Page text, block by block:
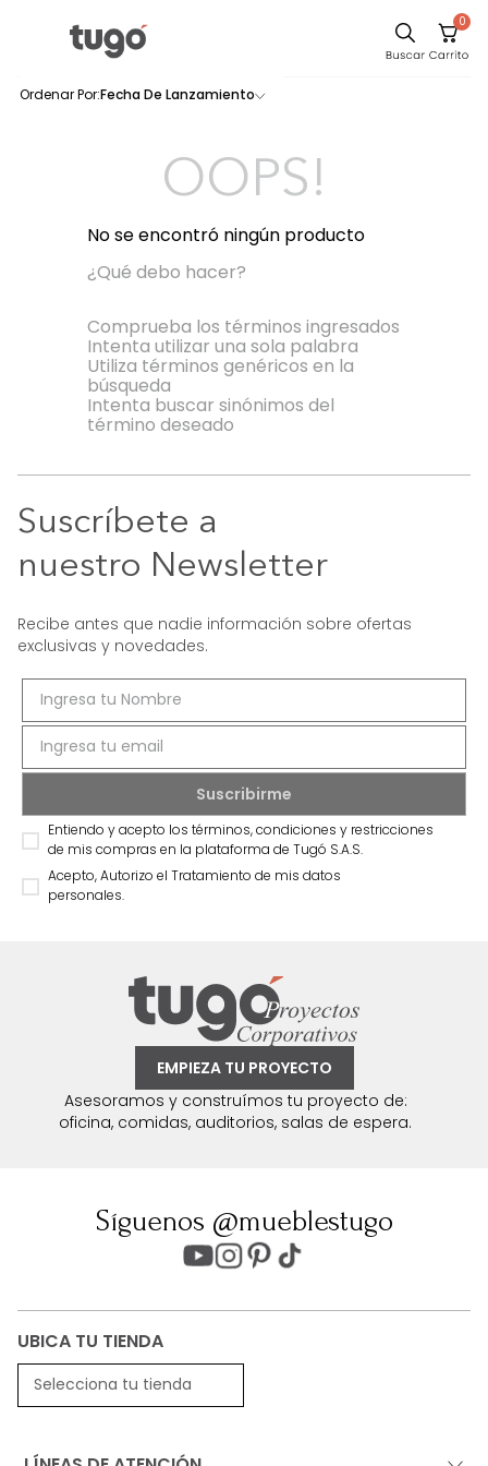
0
Fecha De Lanzamiento
0productos
OOPS!
No se encontró ningún producto
¿Qué debo hacer?
Comprueba los términos ingresados
Intenta utilizar una sola palabra
Utiliza términos genéricos en la
búsqueda
Intenta buscar sinónimos del
término deseado
Suscríbete a
nuestro Newsletter
Recibe antes que nadie información sobre ofertas
exclusivas y novedades.
Entiendo y acepto los términos, condiciones y restricciones
de mis compras en la plataforma de Tugó S.A.S.
Acepto, Autorizo el Tratamiento de mis datos
personales.
EMPIEZA TU PROYECTO
Asesoramos y construímos tu proyecto de:
oficina, comidas, auditorios, salas de espera.
Síguenos @mueblestugo
UBICA TU TIENDA
Selecciona tu tienda
Sofa
Cuadros
Cama
Mesa Centro
Mesa Noche